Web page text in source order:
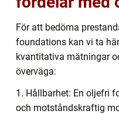
För att bedöma
foundations kan vi ta
kvantitativa mätningar
överväga:
1. Hållbarhet: En oljefri
och motståndskraftig